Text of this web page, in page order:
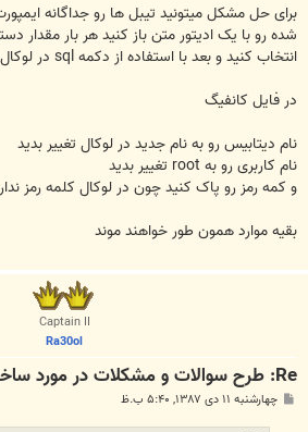
برای حل مشکل میتونید تیبل ها رو جداگانه
شده رو با یک ادیتور متن باز کنید هر بار مقدار
انتخاب کنید و بعد با استفاده از دکمه sql در لوکال وارد کنید
در فایل کانفیگ
نام دیتابیس رو به نام جدید در لوکال تغییر بدید
نام کاربری رو به root تغییر بدید
و کمه رمز رو پاک کنید چون در لوکال کلمه رمز
بقیه موارد همون طور خواهند موند
Captain II
Ra30ol
Re: طرح سوالات و مشکلات در مورد ساخت انجمن
پ چهارشنبه ۱۱ دی ۱۳۸۷, ۵:۴۰ ب.ظ